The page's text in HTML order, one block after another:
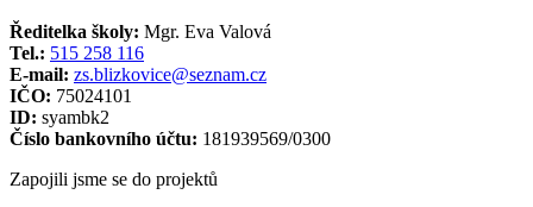
Ředitelka školy: Mgr. Eva Valová
Tel.: 515 258 116
E-mail: zs.blizkovice@seznam.cz
IČO: 75024101
ID: syambk2
Číslo bankovního účtu: 181939569/0300
Zapojili jsme se do projektů